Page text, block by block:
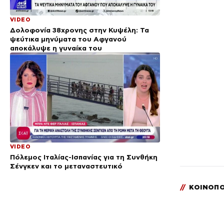
VIDEO
Δολοφονία 38χρονης στην Κυψέλη: Τα
ψεύτικα μηνύματα του Αφγανού
αποκάλυψε η γυναίκα του
VIDEO
Πόλεμος Ιταλίας-Ισπανίας για τη Συνθήκη
Σένγκεν και το μεταναστευτικό
//